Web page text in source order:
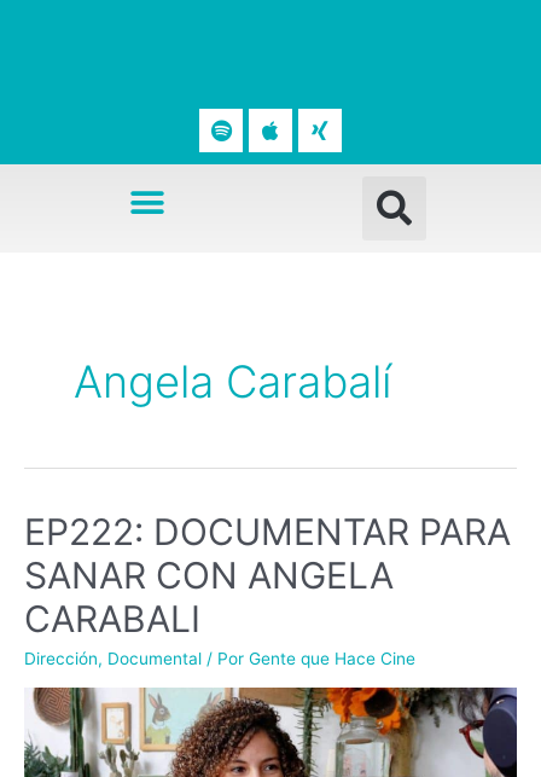
o
t
i
p
l
e
n
g
Menú
Angela Carabalí
EP222: DOCUMENTAR PARA
SANAR CON ANGELA
CARABALI
Dirección, Documental / Por Gente que Hace Cine